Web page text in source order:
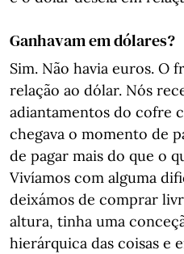
Ganhavam em dólares?
Sim. Não havia euros. O
relação ao dólar. Nós
adiantamentos do cofre
chegava o momento de
de pagar mais do que o
Vivíamos com alguma
deixámos de comprar
altura, tinha uma
hierárquica das coisas e